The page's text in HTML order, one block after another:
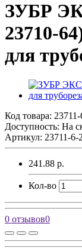
ЗУБР
23710-
для
Код товара:
Доступность: На
Артикул: 23711-6-
241.88 р.
Кол-во
0 отзывов0